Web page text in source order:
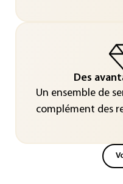
Des
Un ensemble de
complément des